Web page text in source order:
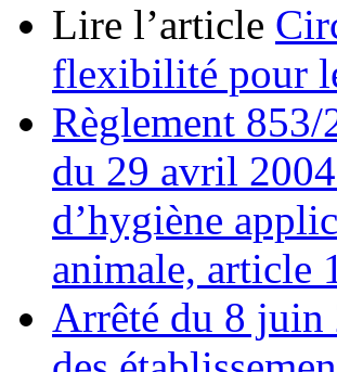
Lire l’article
flexibilité pour
Règlement 853/
du 29 avril
d’hygiène
animale, article
Arrêté du 8 juin